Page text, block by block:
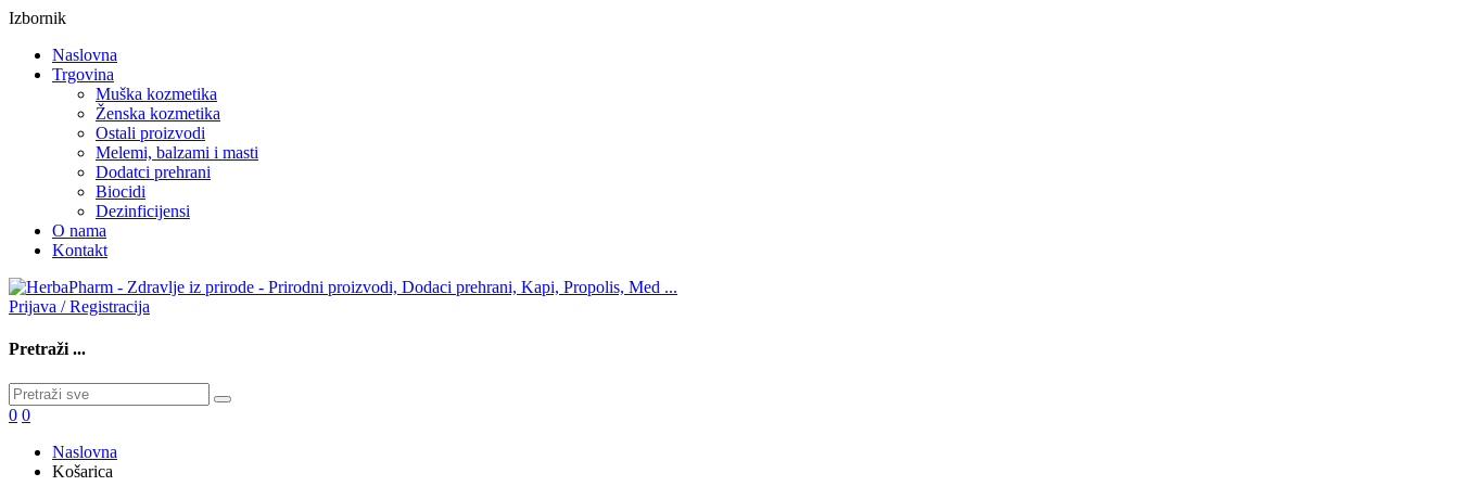
Izbornik
Naslovna
Trgovina
Muška kozmetika
Ženska kozmetika
Ostali proizvodi
Melemi, balzami i masti
Dodatci prehrani
Biocidi
Dezinficijensi
O nama
Kontakt
Prijava / Registracija
Pretraži ...
0 0
Naslovna
Košarica